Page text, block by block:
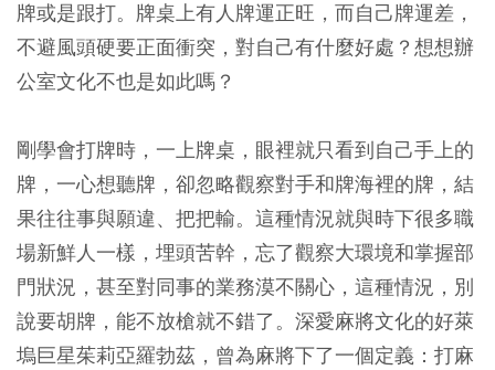
牌或是跟打。牌桌上有人牌運正旺，而自己牌運差，
不避風頭硬要正面衝突，對自己有什麼好處？想想辦
公室文化不也是如此嗎？
剛學會打牌時，一上牌桌，眼裡就只看到自己手上的
牌，一心想聽牌，卻忽略觀察對手和牌海裡的牌，結
果往往事與願違、把把輸。這種情況就與時下很多職
場新鮮人一樣，埋頭苦幹，忘了觀察大環境和掌握部
門狀況，甚至對同事的業務漠不關心，這種情況，別
說要胡牌，能不放槍就不錯了。深愛麻將文化的好萊
塢巨星茱莉亞羅勃茲，曾為麻將下了一個定義：打麻